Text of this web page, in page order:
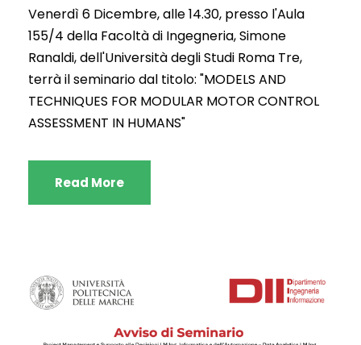
Venerdì 6 Dicembre, alle 14.30, presso l'Aula
155/4 della Facoltà di Ingegneria, Simone
Ranaldi, dell'Università degli Studi Roma Tre,
terrà il seminario dal titolo: "MODELS AND
TECHNIQUES FOR MODULAR MOTOR CONTROL
ASSESSMENT IN HUMANS"
Read More